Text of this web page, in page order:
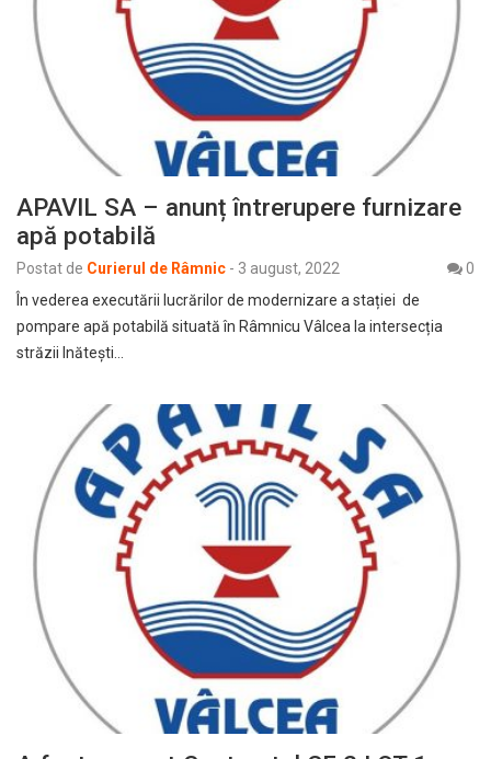
APAVIL SA – anunț întrerupere furnizare
apă potabilă
Postat de Curierul de Râmnic - 3 august, 2022
0
În vederea executării lucrărilor de modernizare a stației de
pompare apă potabilă situată în Râmnicu Vâlcea la intersecția
străzii Inătești…